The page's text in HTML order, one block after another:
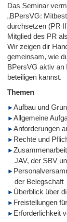
Das Seminar
„BPersVG:
durchsetzen (PR
Mitglied des PR
Wir zeigen dir
gemeinsam, wie
BPersVG aktiv an
beteiligen kannst.
Themen
Aufbau und
Allgemeine
Anforderungen
Rechte und
JAV, der SBV
der Belegschaft
Überblick über
Freistellungen
Erforderlichkeit